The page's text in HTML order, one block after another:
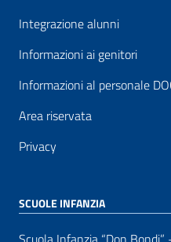
Integrazione alunni
Informazioni ai genitori
Informazioni al personale
Area riservata
Privacy
SCUOLE INFANZIA